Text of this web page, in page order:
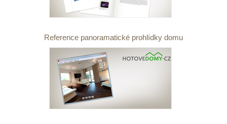
Reference panoramatické prohlídky domu